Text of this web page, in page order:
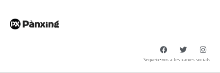
Segueix-nos a les xarxes socials